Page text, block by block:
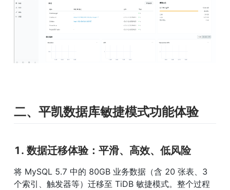
二、平凯数据库敏捷模式功能体验
1. 数据迁移体验：平滑、高效、低风险
将 MySQL 5.7 中的 80GB 业务数据（含 20 张表、3
个索引、触发器等）迁移至 TiDB 敏捷模式。整个过程